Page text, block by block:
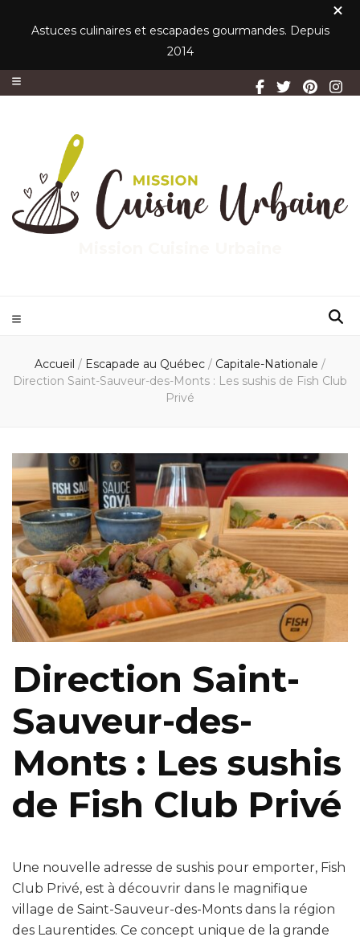
Astuces culinaires et escapades gourmandes. Depuis
2014
Accueil / Escapade au Québec / Capitale-Nationale /
Direction Saint-Sauveur-des-Monts : Les sushis de Fish Club
Privé
Direction Saint-
Sauveur-des-
Monts : Les sushis
de Fish Club Privé
Une nouvelle adresse de sushis pour emporter, Fish
Club Privé, est à découvrir dans le magnifique
village de Saint-Sauveur-des-Monts dans la région
des Laurentides. Ce concept unique de la grande